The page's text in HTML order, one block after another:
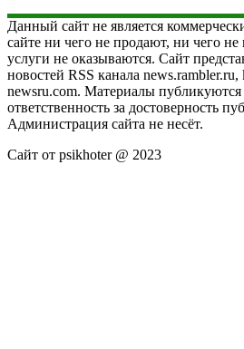
Данный сайт не является
сайте ни чего не продают, ни чего
услуги не оказываются. Сайт
новостей RSS канала news.rambler.ru,
newsru.com. Материалы публикуются
ответственность за достоверность
Администрация сайта не несёт.
Сайт от psikhoter @ 2023